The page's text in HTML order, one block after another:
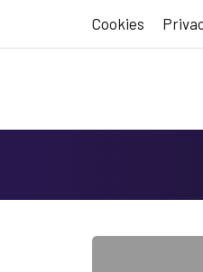
Cookies